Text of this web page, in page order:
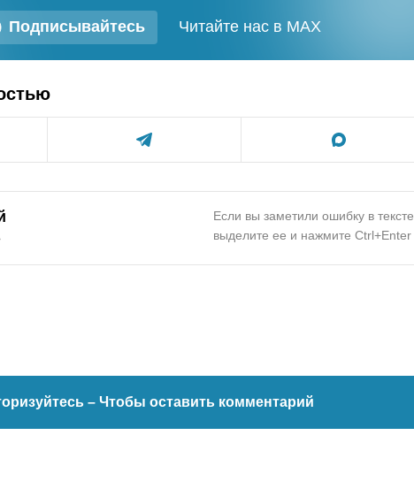
Подписывайтесь Читайте нас в MAX
Если вы заметили ошибку в тексте,
выделите ее и нажмите Ctrl+Enter
– Чтобы оставить комментарий